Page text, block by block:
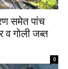
समेत पांच
व गोली जब्त
0